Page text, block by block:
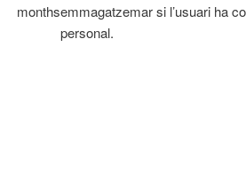
monthsemmagatzemar si l’usuari ha
personal.